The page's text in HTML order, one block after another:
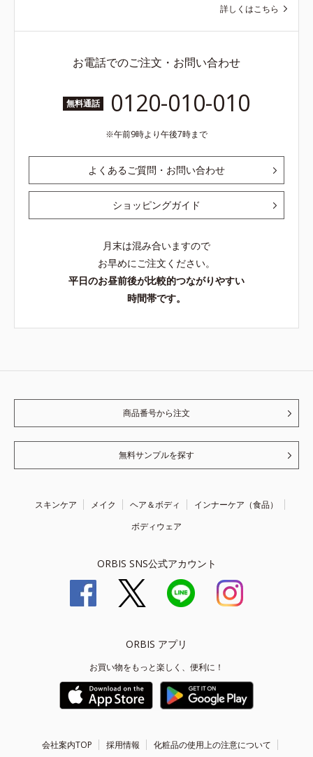
詳しくはこちら
お電話でのご注文・お問い合わせ
無料通話 0120-010-010
午前9時より午後7時まで
よくあるご質問・お問い合わせ
ショッピングガイド
月末は混み合いますので
お早めにご注文ください。
平日のお昼前後が比較的つながりやすい
時間帯です。
商品番号から注文
無料サンプルを探す
スキンケア メイク ヘア＆ボディ
インナーケア（食品）
ボディウェア
ORBIS SNS公式アカウント
ORBIS アプリ
お買い物をもっと楽しく、便利に！
会社案内TOP 採用情報 化粧品の使用上の注意について